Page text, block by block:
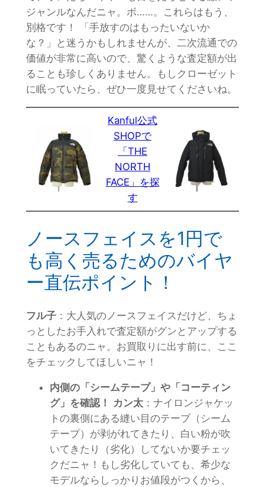
ジャンルなんだニャ。ボ……。これらはもう、
別格です！ 「手放すのはもったいないか
な？」と迷うかもしれませんが、二次流通での
価値が非常に高いので、驚くような査定額が出
ることも珍しくありません。もしクローゼット
に眠っていたら、ぜひ一度見せてくださいね。
Kanful公式
SHOPで
「THE
NORTH
FACE」を探
す
ノースフェイスを1円で
も高く売るためのバイヤ
ー直伝ポイント！
フル子：大人気のノースフェイスだけど、ちょ
っとしたお手入れで査定額がグンとアップする
こともあるのニャ。お買取りに出す前に、ここ
をチェックしてほしいニャ！
内側の「シームテープ」や「コーティン
グ」を確認！
カン太：ナイロンジャケッ
トの裏側にある縫い目のテープ（シーム
テープ）が剥がれてきたり、白い粉が吹
いてきたり（劣化）してないか要チェッ
クだニャ！もし劣化していても、希少な
モデルならしっかりお値段がつくから、